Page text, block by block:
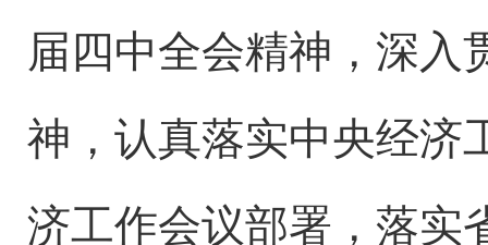
届四中全会精神，深入
神，认真落实中央经济
济工作会议部署，落实